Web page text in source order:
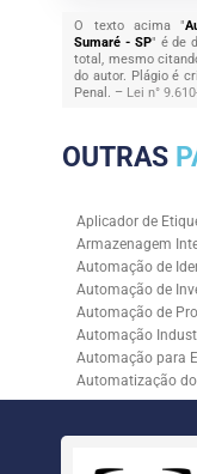
O texto acima "
Sumaré - SP" é de
total, mesmo
do autor. Plágio é
Penal. – Lei n°
OUTRAS
Aplicador de
Armazenagem
Automação de
Automação de
Automação de
Automação
Automação para
Automatização
Controle de